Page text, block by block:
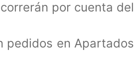
por cuenta del
pedidos en Apartados